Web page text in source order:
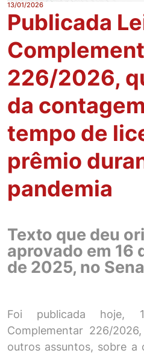
13/01/2026
Publicada
226/2026,
da
tempo de
prêmio
pandemia
Texto que deu
aprovado em 16
de 2025, no
Foi publicada hoje,
Complementar 226/
outros assuntos, sobre a